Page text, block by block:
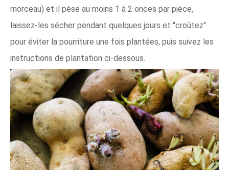
morceau) et il pèse au moins 1 à 2 onces par pièce,
laissez-les sécher pendant quelques jours et "croûtez"
pour éviter la pourriture une fois plantées, puis suivez les
instructions de plantation ci-dessous.